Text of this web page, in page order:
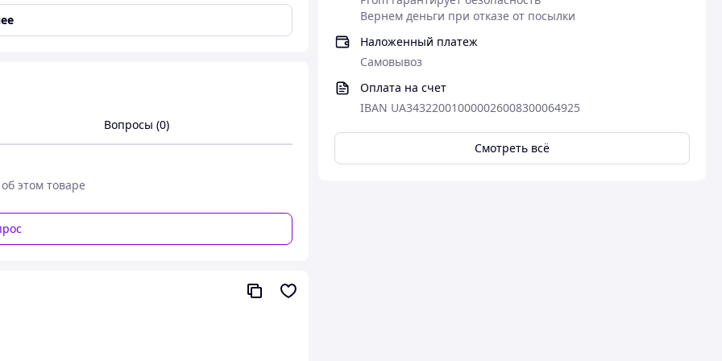
Вернем деньги при отказе от посылки
Наложенный платеж
Самовывоз
Оплата на счет
IBAN UA343220010000026008300064925
Смотреть всё
Благодаря натуральному хлопку они
позволяя коже дышать. Свободный крой
Вопросы (0)
этом товаре